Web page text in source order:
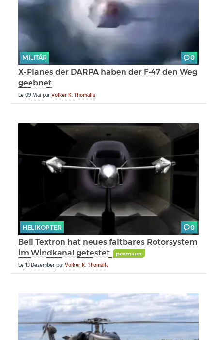
MILITÄR 0
X-Planes der DARPA haben der F-47 den Weg
geebnet
Le09 MaiparVolker K. Thomalla
HELIKOPTER 0
Bell Textron hat neues faltbares Rotorsystem
im Windkanal getestet
premium
Le13 DezemberparVolker K. Thomalla